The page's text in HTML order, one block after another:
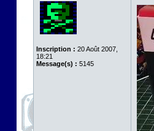
Inscription : 20 Août 2007,
18:21
Message(s) : 5145